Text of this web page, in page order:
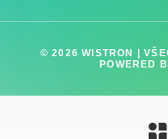
© 2026 WISTRON |
POWERED